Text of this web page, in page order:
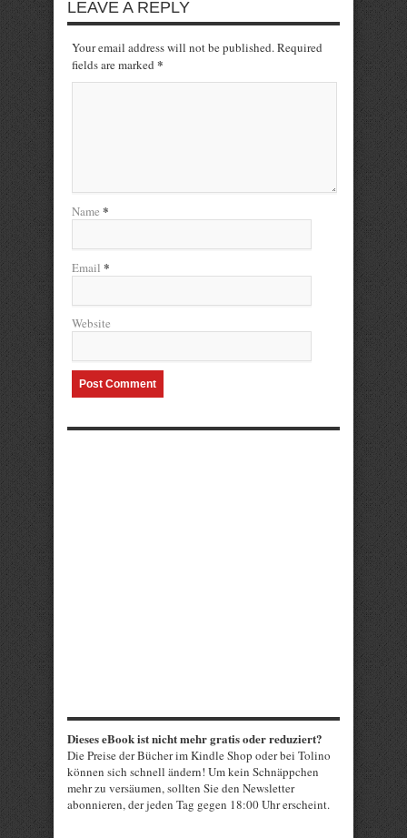
LEAVE A REPLY
Your email address will not be published. Required
fields are marked *
Name *
Email *
Website
Dieses eBook ist nicht mehr gratis oder reduziert?
Die Preise der Bücher im Kindle Shop oder bei Tolino
können sich schnell ändern! Um kein Schnäppchen
mehr zu versäumen, sollten Sie den Newsletter
abonnieren, der jeden Tag gegen 18:00 Uhr erscheint.